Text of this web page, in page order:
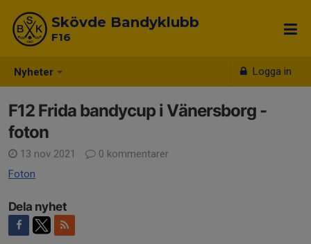
Nyheter Logga in
Skövde Bandyklubb
F16
F12 Frida bandycup i Vänersborg -
foton
13 nov 2021
0 kommentarer
Foton
Dela nyhet